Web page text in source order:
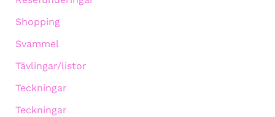
Shopping
Svammel
Tävlingar/listor
Teckningar
Teckningar